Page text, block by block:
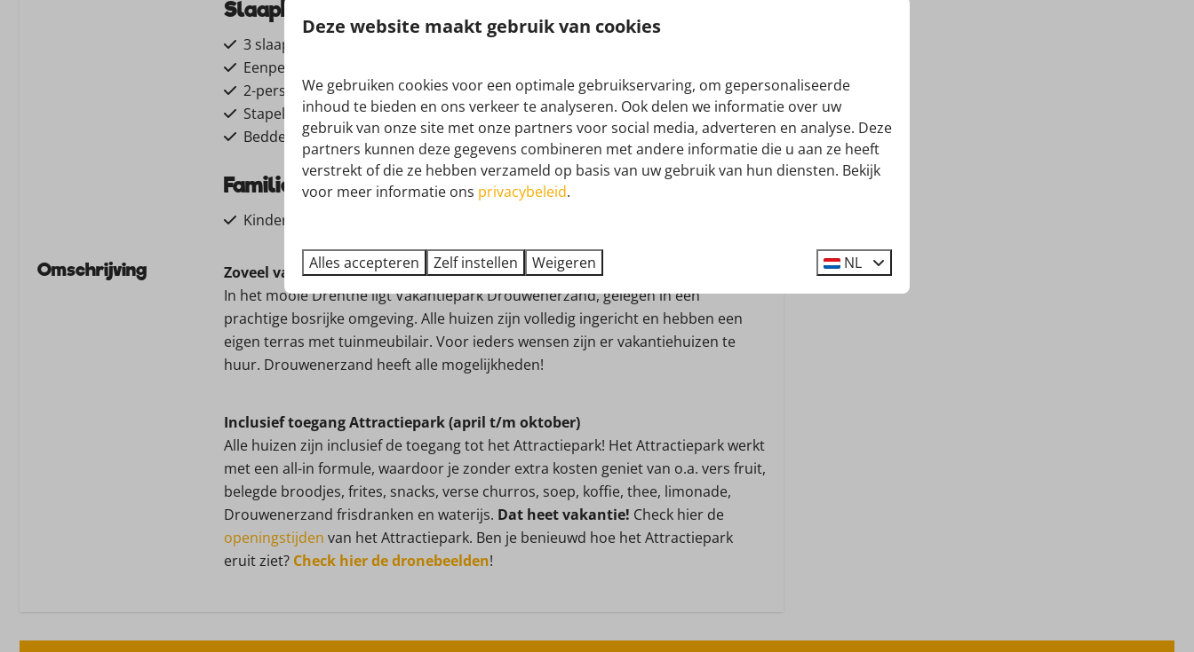
Slaapkamer
3 slaapkamers
Eenpersoonsbed: 2
2-persoons bed 140x200: 1
Stapelbed: 1
Beddengoed
Familie/Kinderen
Kinderstoel
Wassen en drogen
Keuken
Vaatwasser
Magnetron: Magnetron
(combi) Oven : Heteluchtoven
Inductie kookplaat: 4-pits
Filter koffieapparaat
Senseo
Waterkoker: Elektrische waterkoker
Koelkast: Met vriesvak
Uitgebreide keukeninventaris
Afzuigkap
Ligging
Aan de bosrand
Rustige ligging
Vrijstaand
Terras: Niet overdekt
Rookmelder
Toon meer ↓
Omschrijving
Zoveel vakantiehuizen, zoveel keuze...
In het mooie Drenthe ligt Vakantiepark Drouwenerzand, gelegen in een
prachtige bosrijke omgeving. Alle huizen zijn volledig ingericht en hebben een
eigen terras met tuinmeubilair. Voor ieders wensen zijn er vakantiehuizen te
huur. Drouwenerzand heeft alle mogelijkheden!
Inclusief toegang Attractiepark (april t/m oktober)
Alle huizen zijn inclusief de toegang tot het Attractiepark! Het Attractiepark werkt
met een all-in formule, waardoor je zonder extra kosten geniet van o.a. vers fruit,
belegde broodjes, frites, snacks, verse churros, soep, koffie, thee, limonade,
Drouwenerzand frisdranken en waterijs. Dat heet vakantie! Check hier de
openingstijden van het Attractiepark. Ben je benieuwd hoe het Attractiepark
eruit ziet? Check hier de dronebeelden!
Deze website maakt gebruik van cookies
We gebruiken cookies voor een optimale gebruikservaring, om gepersonaliseerde
inhoud te bieden en ons verkeer te analyseren. Ook delen we informatie over uw
gebruik van onze site met onze partners voor social media, adverteren en analyse. Deze
partners kunnen deze gegevens combineren met andere informatie die u aan ze heeft
verstrekt of die ze hebben verzameld op basis van uw gebruik van hun diensten. Bekijk
voor meer informatie ons privacybeleid.
Alles accepteren Zelf instellen Weigeren NL